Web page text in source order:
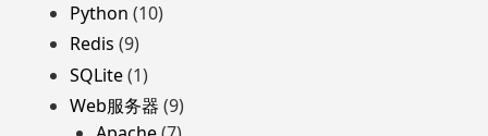
Python (10)
Redis (9)
SQLite(1)
Web服务器 (9)